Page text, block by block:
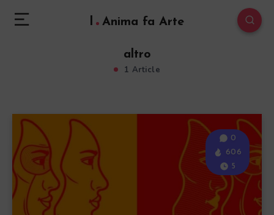
l Anima fa Arte
altro
1 Article
0
606
5